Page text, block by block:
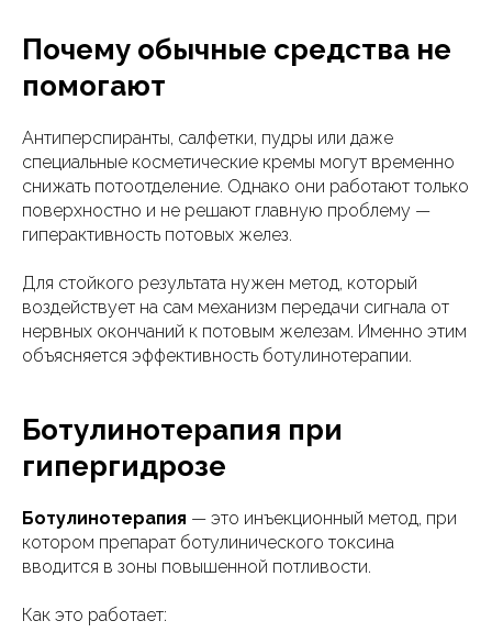
Почему обычные средства не
помогают
Антиперспиранты, салфетки, пудры или даже
специальные косметические кремы могут временно
снижать потоотделение. Однако они работают только
поверхностно и не решают главную проблему —
гиперактивность потовых желез.
Для стойкого результата нужен метод, который
воздействует на сам механизм передачи сигнала от
нервных окончаний к потовым железам. Именно этим
объясняется эффективность ботулинотерапии.
Ботулинотерапия при
гипергидрозе
Ботулинотерапия — это инъекционный метод, при
котором препарат ботулинического токсина
вводится в зоны повышенной потливости.
Как это работает: